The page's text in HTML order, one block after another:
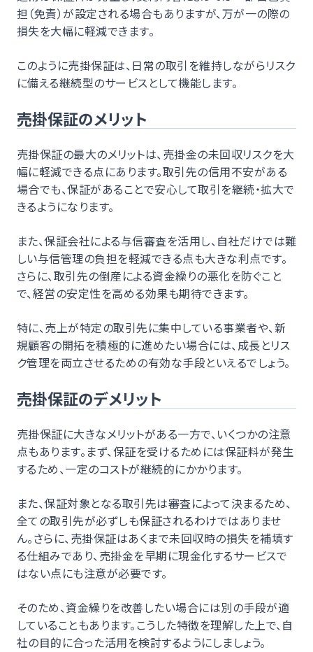
担（免責）が設定される場合もありますが、万が一の際の
損失を大幅に軽減できます。
このように売掛保証は、日常の取引を維持しながらリスク
に備える継続型のサービスとして機能します。
売掛保証のメリット
売掛保証の最大のメリットは、売掛金の未回収リスクを大
幅に軽減できる点にあります。取引先の信用不安がある
場合でも、保証があることで安心して取引を継続・拡大で
きるようになります。
また、保証会社による与信審査を活用し、自社だけでは難
しい与信管理の負担を軽減できる点も大きな利点です。
さらに、取引先の倒産による資金繰りの悪化を防ぐこと
で、経営の安定性を高める効果も期待できます。
特に、売上が特定の取引先に集中している事業者や、新
規顧客の開拓を積極的に進めたい場合には、成長とリス
ク管理を両立させるための有効な手段といえるでしょう。
売掛保証のデメリット
売掛保証に大きなメリットがある一方で、いくつかの注意
点もあります。まず、保証を受けるためには保証料が発生
するため、一定のコストが継続的にかかります。
また、保証対象となる取引先は審査によって決まるため、
全ての取引先が必ずしも保証されるわけではありませ
ん。さらに、売掛保証はあくまで未回収時の損失を補填す
る仕組みであり、売掛金を早期に現金化するサービスで
はない点にも注意が必要です。
そのため、資金繰りを改善したい場合には別の手段が適
していることもあります。こうした特徴を理解した上で、自
社の目的に合った活用を検討するようにしましょう。